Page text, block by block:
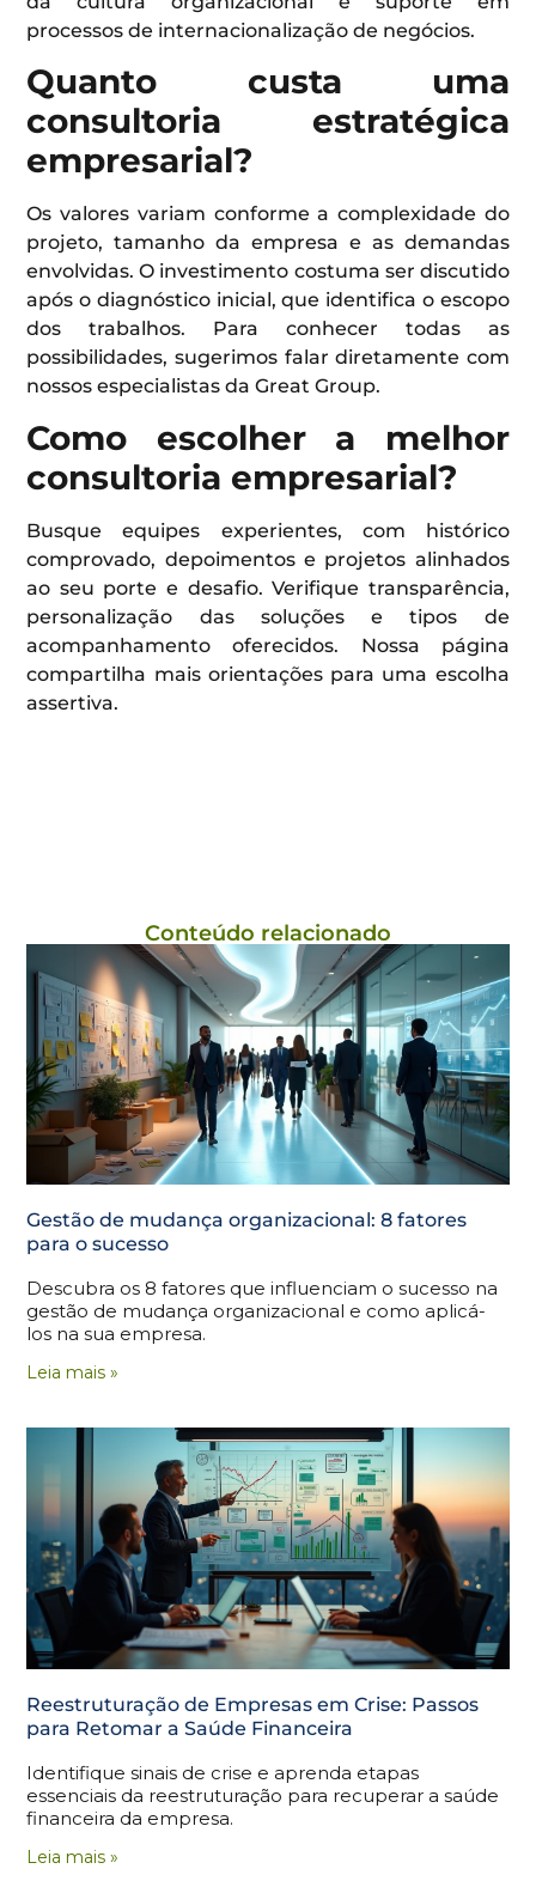
processos de internacionalização de negócios.
Quanto custa uma
consultoria estratégica
empresarial?
Os valores variam conforme a complexidade do
projeto, tamanho da empresa e as demandas
envolvidas. O investimento costuma ser discutido
após o diagnóstico inicial, que identifica o escopo
dos trabalhos. Para conhecer todas as
possibilidades, sugerimos falar diretamente com
nossos especialistas da Great Group.
Como escolher a melhor
consultoria empresarial?
Busque equipes experientes, com histórico
comprovado, depoimentos e projetos alinhados
ao seu porte e desafio. Verifique transparência,
personalização das soluções e tipos de
acompanhamento oferecidos. Nossa página
compartilha mais orientações para uma escolha
assertiva.
Conteúdo relacionado
Gestão de mudança organizacional: 8 fatores
para o sucesso
Descubra os 8 fatores que influenciam o sucesso na
gestão de mudança organizacional e como aplicá-
los na sua empresa.
Leia mais »
Reestruturação de Empresas em Crise: Passos
para Retomar a Saúde Financeira
Identifique sinais de crise e aprenda etapas
essenciais da reestruturação para recuperar a saúde
financeira da empresa.
Leia mais »